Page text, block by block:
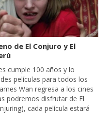
de El Conjuro y El
cumple 100 años y lo
películas para todos los
Wan regresa a los cines
podremos disfrutar de El
cada película estará